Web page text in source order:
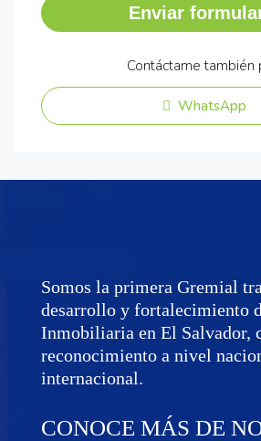
Enviar
Contáctame también
WhatsApp
Somos la primera Gremial
desarrollo y fortalecimiento
Inmobiliaria en El Salvador,
reconocimiento a nivel
internacional.
CONOCE MÁS DE